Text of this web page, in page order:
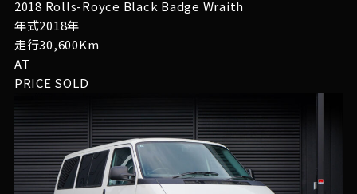
2018 Rolls-Royce Black Badge Wraith
年式2018年
走行30,600Km
AT
PRICE SOLD